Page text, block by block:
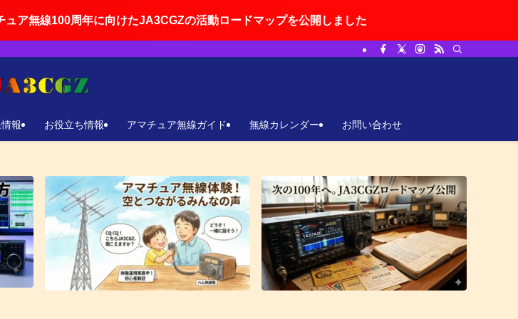
に向けたJA3CGZの活動ロードマップを公開しました
報 お役立ち情報 アマチュア無線ガイド 無線カレンダー お問い合わせ